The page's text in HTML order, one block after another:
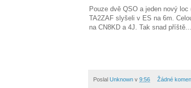
Pouze dvě QSO a jeden nový
TA2ZAF slyšeli v ES na 6m.
na CN8KD a 4J. Tak snad příště...
Poslal Unknown v 9:56 Žádné